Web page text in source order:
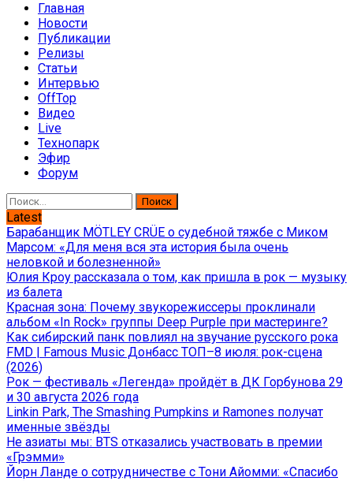
Главная
Новости
Публикации
Релизы
Статьи
Интервью
OffTop
Видео
Live
Технопарк
Эфир
Форум
Найти:
Latest
Барабанщик MÖTLEY CRÜE о судебной тяжбе с Миком
Марсом: «Для меня вся эта история была очень
неловкой и болезненной»
Юлия Кроу рассказала о том, как пришла в рок — музыку
из балета
Красная зона: Почему звукорежиссеры проклинали
альбом «In Rock» группы Deep Purple при мастеринге?
Как сибирский панк повлиял на звучание русского рока
FMD | Famous Music Донбасс ТОП–8 июля: рок-сцена
(2026)
Рок — фестиваль «Легенда» пройдёт в ДК Горбунова 29
и 30 августа 2026 года
Linkin Park, The Smashing Pumpkins и Ramones получат
именные звёзды
Не азиаты мы: BTS отказались участвовать в премии
«Грэмми»
Йорн Ланде о сотрудничестве с Тони Айомми: «Спасибо